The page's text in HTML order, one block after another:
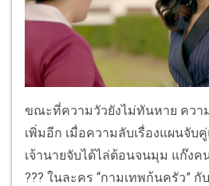
ขณะที่ความวัวยังไม่ทันหาย ควา
เพิ่มอีก เมื่อความลับเรื่องแผนจับ
เจ้านายจับได้ไล่ต้อนจนมุม แก๊งค
??? ในละคร “กามเทพก้นครัว” กั